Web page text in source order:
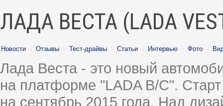
ЛАДА ВЕСТА (LADA
Новости · Отзывы · Тест-драйвы · Статьи · Интервью · Фото ·
Лада Веста - это новый
на платформе "LADA B/C".
на сентябрь 2015 года. Над